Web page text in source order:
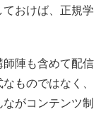
おけば、正規学
陣も含めて配信
ものではなく、
がコンテンツ制